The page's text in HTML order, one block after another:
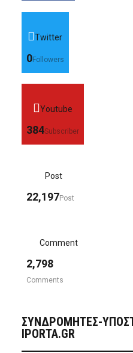
Twitter
0Followers
Youtube
384Subscriber
Post
22,197Post
Comment
2,798
Comments
ΣΥΝΔΡΟΜΗΤΈΣ-
IPORTA.GR